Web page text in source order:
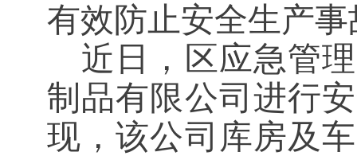
有效防止安全生产
近日，区应急管
制品有限公司进行
现，该公司库房及